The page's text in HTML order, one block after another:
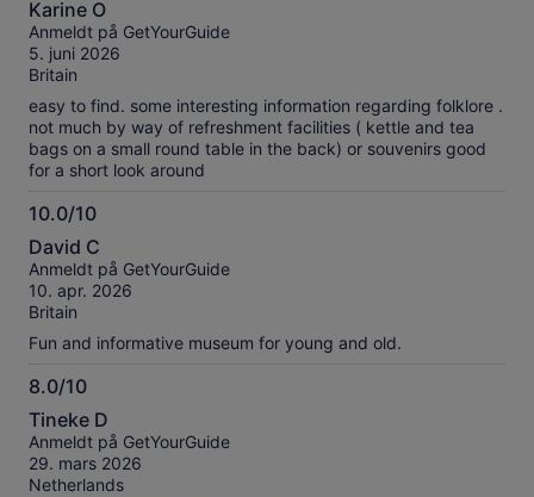
om
våre
verifiserte
anmeldelser.
av
10
Karine O
Anmeldt på GetYourGuide
5. juni 2026
Britain
easy to find. some interesting information regarding folklore .
not much by way of refreshment facilities ( kettle and tea
bags on a small round table in the back) or souvenirs good
for a short look around
10.0/10
10.0
av
10
David C
Anmeldt på GetYourGuide
10. apr. 2026
Britain
Fun and informative museum for young and old.
8.0/10
8.0
av
10
Tineke D
Anmeldt på GetYourGuide
29. mars 2026
Netherlands